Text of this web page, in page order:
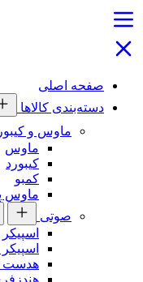
صفحه اصلی
دسته‌بندی کالاها
ماوس و
ماوس
کیبورد
کمبو
ماوس
صوتی
اسپیکر
هدست